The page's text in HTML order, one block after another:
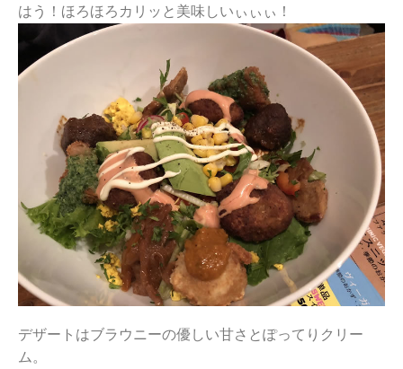
はう！ほろほろカリッと美味しいぃぃぃ！
デザートはブラウニーの優しい甘さとぽってりクリー
ム。